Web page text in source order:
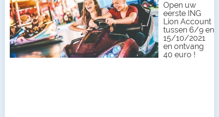
Open uw
eerste ING
Lion Account
tussen 6/9 en
15/10/2021
en ontvang
40 euro !